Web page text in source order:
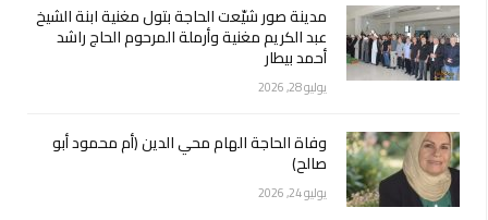
مدينة صور شيّعت الحاجة بتول مغنية ابنة الشيخ
عبد الكريم مغنية وأرملة المرحوم الحاج راشد
أحمد بيطار
يوليو 28, 2026
وفاة الحاجة الهام محي الدين (أم محمود أبو
صالح)
يوليو 24, 2026